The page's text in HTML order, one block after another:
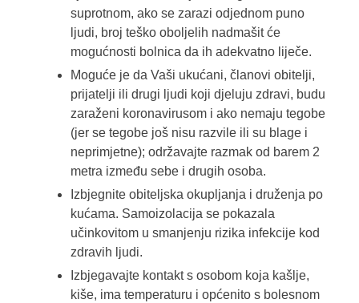
suprotnom, ako se zarazi odjednom puno
ljudi, broj teško oboljelih nadmašit će
mogućnosti bolnica da ih adekvatno liječe.
Moguće je da Vaši ukućani, članovi obitelji,
prijatelji ili drugi ljudi koji djeluju zdravi, budu
zaraženi koronavirusom i ako nemaju tegobe
(jer se tegobe još nisu razvile ili su blage i
neprimjetne); održavajte razmak od barem 2
metra između sebe i drugih osoba.
Izbjegnite obiteljska okupljanja i druženja po
kućama. Samoizolacija se pokazala
učinkovitom u smanjenju rizika infekcije kod
zdravih ljudi.
Izbjegavajte kontakt s osobom koja kašlje,
kiše, ima temperaturu i općenito s bolesnom